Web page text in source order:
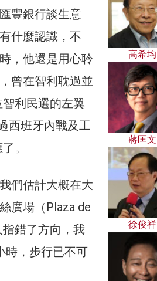
豐銀行談生意
什麼認識，不
，他還是用心聆
曾在智利耽過並
利民選的左翼
西班牙內戰及工
。
們估計大概在大
廣場（Plaza de
錯了方向，我
時，步行已不可
高希均
蔣匡文
徐俊祥